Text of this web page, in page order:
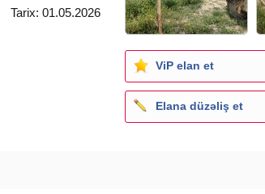
Tarix: 01.05.2026
ViP elan et
Elana düzəliş et